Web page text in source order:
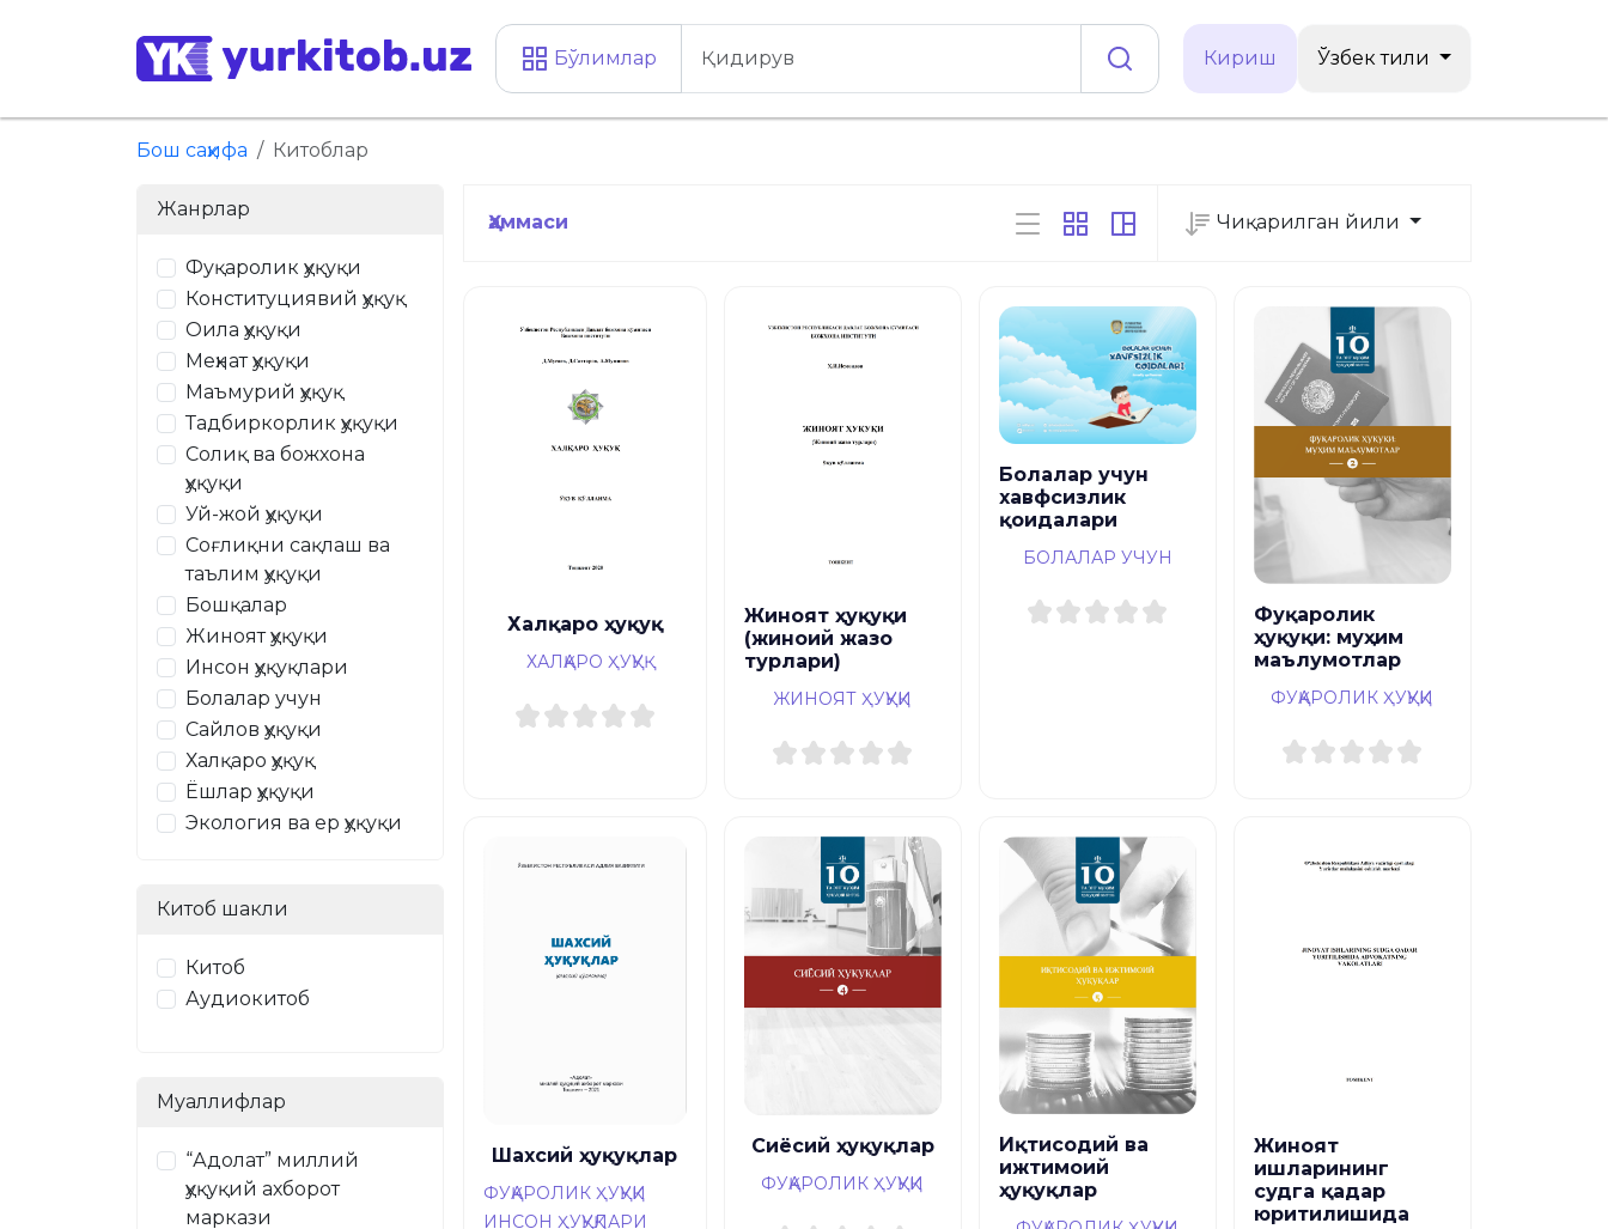
Бўлимлар Кириш Ўзбек тили
Бош саҳифа Китоблар
Жанрлар
Фуқаролик ҳуқуқи
Конституциявий ҳуқуқ
Оила ҳуқуқи
Меҳнат ҳуқуқи
Маъмурий ҳуқуқ
Тадбиркорлик ҳуқуқи
Солиқ ва божхона
ҳуқуқи
Уй-жой ҳуқуқи
Соғлиқни сақлаш ва
таълим ҳуқуқи
Бошқалар
Жиноят ҳуқуқи
Инсон ҳуқуқлари
Болалар учун
Сайлов ҳуқуқи
Халқаро ҳуқуқ
Ёшлар ҳуқуқи
Экология ва ер ҳуқуқи
Китоб шакли
Китоб
Аудиокитоб
Муаллифлар
“Адолат” миллий
ҳуқуқий ахборот
маркази
Ҳаммаси Чиқарилган йили
Халқаро ҳуқуқ
ХАЛҚАРО ҲУҚУҚ
Жиноят ҳуқуқи
(жиноий жазо
турлари)
ЖИНОЯТ ҲУҚУҚИ
Болалар учун
хавфсизлик
қоидалари
БОЛАЛАР УЧУН
Фуқаролик
ҳуқуқи: муҳим
маълумотлар
ФУҚАРОЛИК ҲУҚУҚИ
Шахсий ҳуқуқлар
ФУҚАРОЛИК ҲУҚУҚИ
ИНСОН ҲУҚУҚЛАРИ
Сиёсий ҳуқуқлар
ФУҚАРОЛИК ҲУҚУҚИ
Иқтисодий ва
ижтимоий
ҳуқуқлар
Жиноят
ишларининг
судга қадар
юритилишида